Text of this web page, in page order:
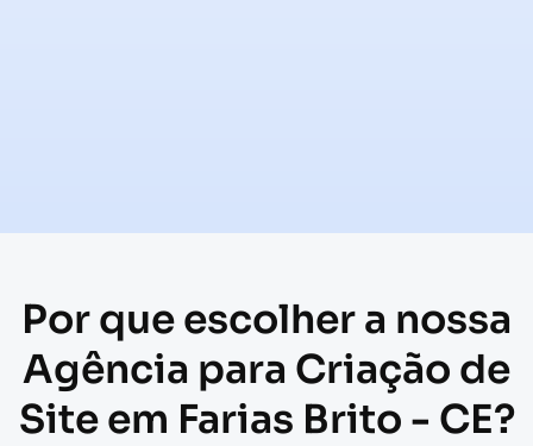
Por que escolher a nossa
Agência para Criação de
Site em Farias Brito - CE?